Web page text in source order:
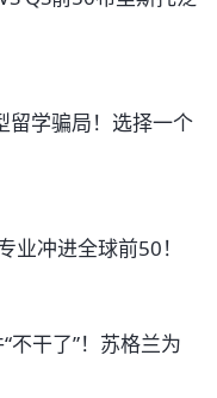
学骗局！选择一个
业冲进全球前50！
不干了”！苏格兰为